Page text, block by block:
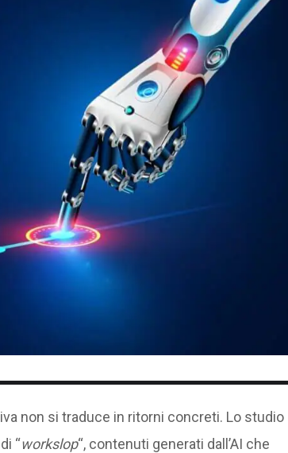
non si traduce in ritorni concreti. Lo studio
“workslop“, contenuti generati dall’AI che